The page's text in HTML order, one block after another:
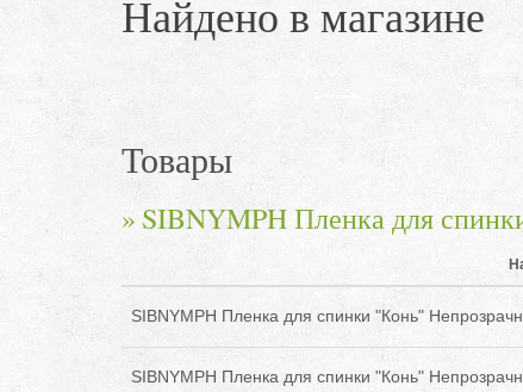
Найдено в магазине
Товары
SIBNYMPH Пленка для
SIBNYMPH Пленка для спинки "Конь"
SIBNYMPH Пленка для спинки "Конь"